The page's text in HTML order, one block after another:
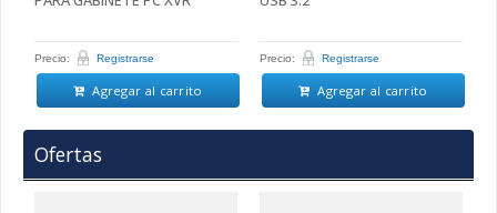
Precio: Registrarse
Agregar al carrito
Precio: Registrarse
Agregar al carrito
Ofertas